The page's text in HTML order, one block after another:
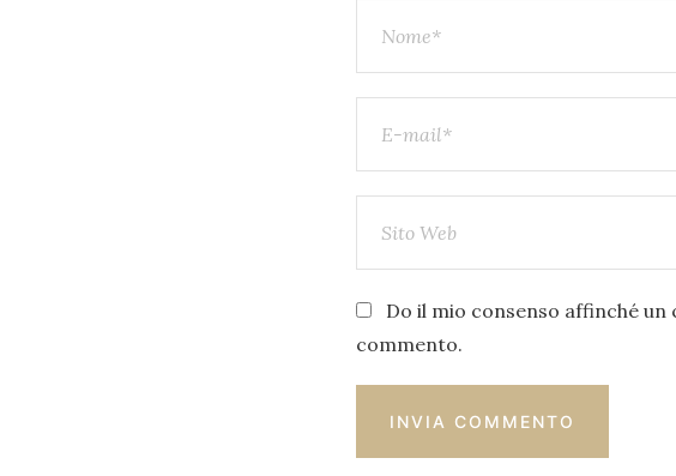
Do il mio consenso affinché
commento.